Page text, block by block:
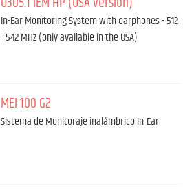
In-Ear Monitoring System with earphones - 512
- 542 MHz (only available in the USA)
MEI 100 G2
Sistema de Monitoraje inalámbrico In-Ear